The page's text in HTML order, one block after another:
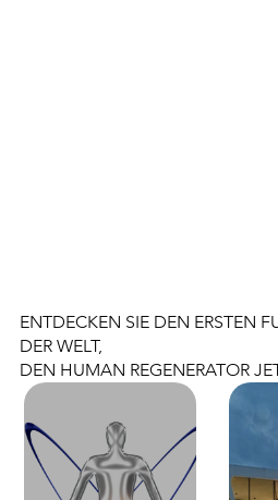
ENTDECKEN SIE DEN ERSTEN
DER WELT,
DEN HUMAN REGENERATOR